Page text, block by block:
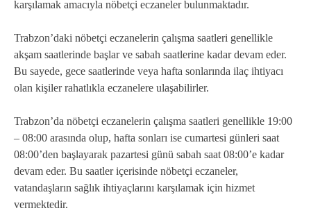
karşılamak amacıyla nöbetçi eczaneler bulunmaktadır.
Trabzon’daki nöbetçi eczanelerin çalışma saatleri genellikle
akşam saatlerinde başlar ve sabah saatlerine kadar devam eder.
Bu sayede, gece saatlerinde veya hafta sonlarında ilaç ihtiyacı
olan kişiler rahatlıkla eczanelere ulaşabilirler.
Trabzon’da nöbetçi eczanelerin çalışma saatleri genellikle 19:00
– 08:00 arasında olup, hafta sonları ise cumartesi günleri saat
08:00’den başlayarak pazartesi günü sabah saat 08:00’e kadar
devam eder. Bu saatler içerisinde nöbetçi eczaneler,
vatandaşların sağlık ihtiyaçlarını karşılamak için hizmet
vermektedir.